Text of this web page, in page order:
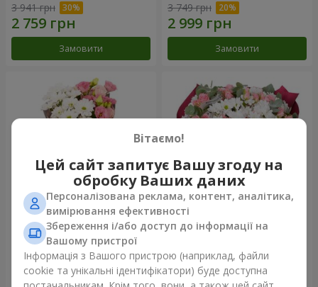
3 941 грн
Замовити
3 749 грн
Замовити
Букет "Юмокі"
1 175 грн
Букет "Чарівність ніжності"
3 199 грн
Вітаємо!
Цей сайт запитує Вашу згоду на
обробку Ваших даних
Персоналізована реклама, контент, аналітика,
вимірювання ефективності
Збереження і/або доступ до інформації на
Вашому пристрої
Інформація з Вашого пристрою (наприклад, файли
cookie та унікальні ідентифікатори) буде доступна